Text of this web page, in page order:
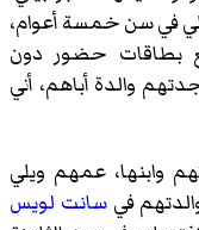
سن خمسة أعوام،
حضور دون
أباهم، أني
عمهم ويلي
فيسانت لويس